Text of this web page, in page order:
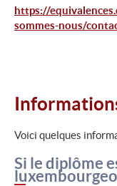
https://
sommes-nous/
Voici quelques
Si le diplôme